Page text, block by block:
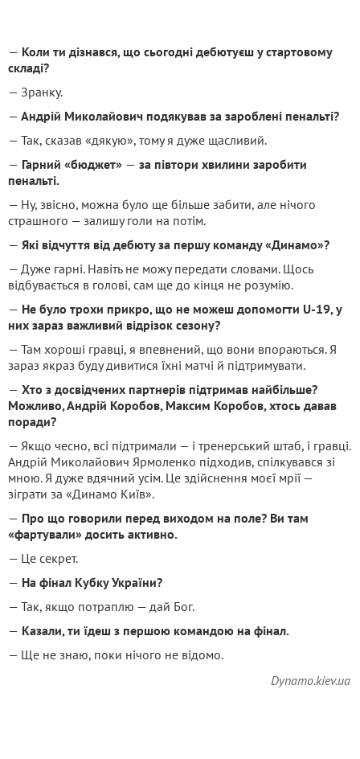
— Коли ти дізнався, що сьогодні дебютуєш у стартовому
складі?
— Зранку.
— Андрій Миколайович подякував за зароблені пенальті?
— Так, сказав «дякую», тому я дуже щасливий.
— Гарний «бюджет» — за півтори хвилини заробити
пенальті.
— Ну, звісно, можна було ще більше забити, але нічого
страшного — залишу голи на потім.
— Які відчуття від дебюту за першу команду «Динамо»?
— Дуже гарні. Навіть не можу передати словами. Щось
відбувається в голові, сам ще до кінця не розумію.
— Не було трохи прикро, що не можеш допомогти U-19, у
них зараз важливий відрізок сезону?
— Там хороші гравці, я впевнений, що вони впораються. Я
зараз якраз буду дивитися їхні матчі й підтримувати.
— Хто з досвідчених партнерів підтримав найбільше?
Можливо, Андрій Коробов, Максим Коробов, хтось давав
поради?
— Якщо чесно, всі підтримали — і тренерський штаб, і гравці.
Андрій Миколайович Ярмоленко підходив, спілкувався зі
мною. Я дуже вдячний усім. Це здійснення моєї мрії —
зіграти за «Динамо Київ».
— Про що говорили перед виходом на поле? Ви там
«фартували» досить активно.
— Це секрет.
— На фінал Кубку України?
— Так, якщо потраплю — дай Бог.
— Казали, ти їдеш з першою командою на фінал.
— Ще не знаю, поки нічого не відомо.
Dynamo.kiev.ua